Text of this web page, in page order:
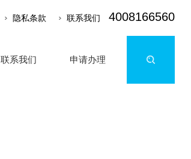
隐私条款 联系我们 4008166560
联系我们 申请办理